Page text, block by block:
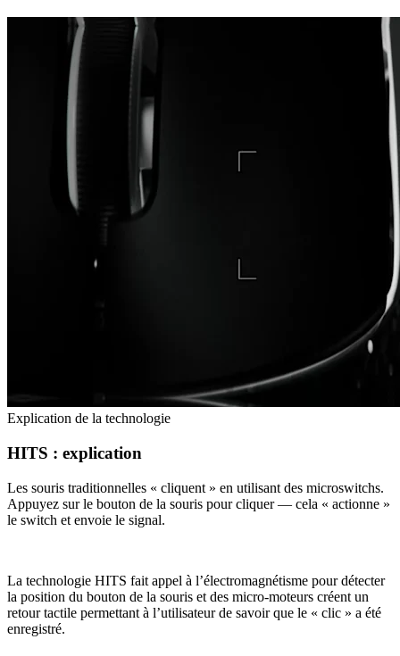
Explication de la technologie
HITS : explication
Les souris traditionnelles « cliquent » en utilisant des microswitchs.
Appuyez sur le bouton de la souris pour cliquer — cela « actionne »
le switch et envoie le signal.
La technologie HITS fait appel à l’électromagnétisme pour détecter
la position du bouton de la souris et des micro-moteurs créent un
retour tactile permettant à l’utilisateur de savoir que le « clic » a été
enregistré.